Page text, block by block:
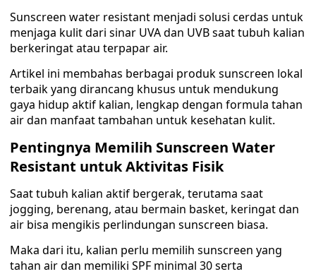
Sunscreen water resistant menjadi solusi cerdas untuk
menjaga kulit dari sinar UVA dan UVB saat tubuh kalian
berkeringat atau terpapar air.
Artikel ini membahas berbagai produk sunscreen lokal
terbaik yang dirancang khusus untuk mendukung
gaya hidup aktif kalian, lengkap dengan formula tahan
air dan manfaat tambahan untuk kesehatan kulit.
Pentingnya Memilih Sunscreen Water
Resistant untuk Aktivitas Fisik
Saat tubuh kalian aktif bergerak, terutama saat
jogging, berenang, atau bermain basket, keringat dan
air bisa mengikis perlindungan sunscreen biasa.
Maka dari itu, kalian perlu memilih sunscreen yang
tahan air dan memiliki SPF minimal 30 serta